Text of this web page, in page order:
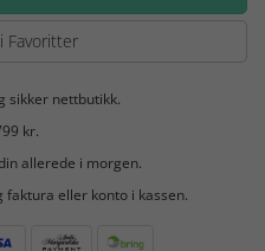
Favoritter
sikker nettbutikk.
kr.
allerede i morgen.
faktura eller konto i kassen.